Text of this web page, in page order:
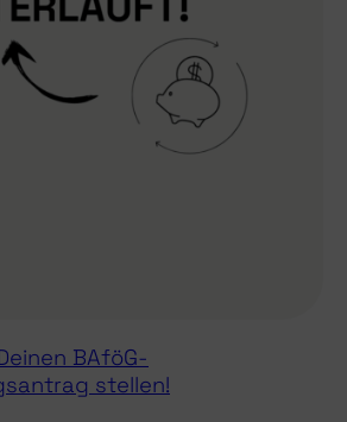
BAföG-
stellen!